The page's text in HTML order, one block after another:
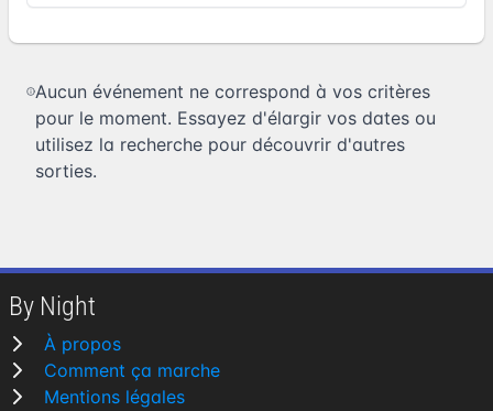
Aucun événement ne correspond à vos critères
pour le moment. Essayez d'élargir vos dates ou
utilisez la recherche pour découvrir d'autres
sorties.
By Night
À propos
Comment ça marche
Mentions légales